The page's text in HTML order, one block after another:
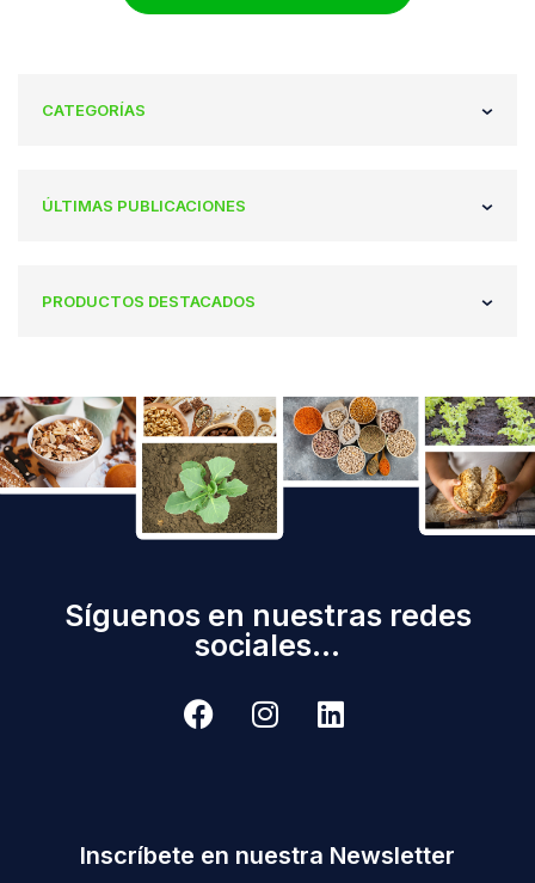
CATEGORÍAS
ÚLTIMAS PUBLICACIONES
PRODUCTOS DESTACADOS
Síguenos en nuestras redes
sociales...
Inscríbete en nuestra Newsletter